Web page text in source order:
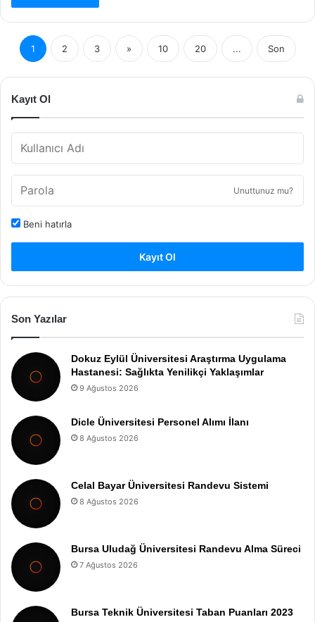
1 2 3 » 10 20 ... Son
Kayıt Ol
Unuttunuz mu?
Beni hatırla
Kayıt Ol
Son Yazılar
Dokuz Eylül Üniversitesi Araştırma Uygulama
Hastanesi: Sağlıkta Yenilikçi Yaklaşımlar
9 Ağustos 2026
Dicle Üniversitesi Personel Alımı İlanı
8 Ağustos 2026
Celal Bayar Üniversitesi Randevu Sistemi
8 Ağustos 2026
Bursa Uludağ Üniversitesi Randevu Alma Süreci
7 Ağustos 2026
Bursa Teknik Üniversitesi Taban Puanları 2023